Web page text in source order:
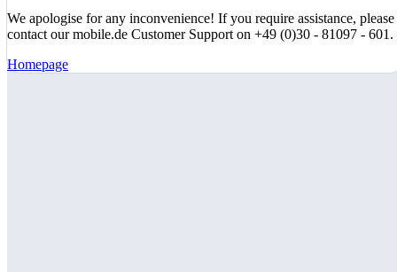
We apologise for any inconvenience! If you require assistance, please
contact our mobile.de Customer Support on +49 (0)30 - 81097 - 601.
Homepage